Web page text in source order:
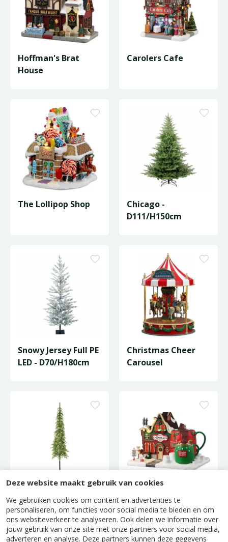
Deze website maakt gebruik van cookies
We gebruiken cookies om content en advertenties te
personaliseren, om functies voor social media te bieden en om
ons websiteverkeer te analyseren. Ook delen we informatie over
jouw gebruik van onze site met onze partners voor social media,
adverteren en analyse. Deze partners kunnen deze gegevens
Hoffman's Brat
House
Carolers Cafe
The Lollipop Shop
Chicago -
D111/H150cm
Snowy Jersey Full PE
LED - D70/H180cm
Christmas Cheer
Carousel
Colwood Full PE
Wrap LED -
D50/H180cm
Hot Chocolate Spa